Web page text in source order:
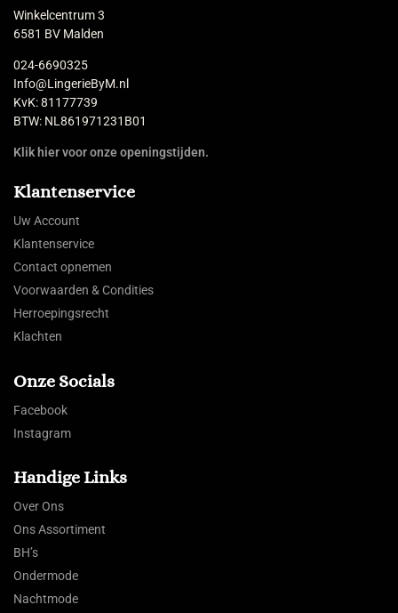
Winkelcentrum 3
6581 BV Malden
024-6690325
Info@LingerieByM.nl
KvK: 81177739
BTW: NL861971231B01
Klik hier voor onze openingstijden.
Klantenservice
Uw Account
Klantenservice
Contact opnemen
Voorwaarden & Condities
Herroepingsrecht
Klachten
Onze Socials
Facebook
Instagram
Handige Links
Over Ons
Ons Assortiment
BH’s
Ondermode
Nachtmode